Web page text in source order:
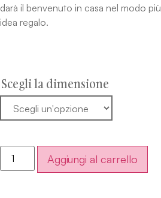
darà il benvenuto in casa nel modo
idea regalo.
Scegli la dimensione
Aggiungi al carrello